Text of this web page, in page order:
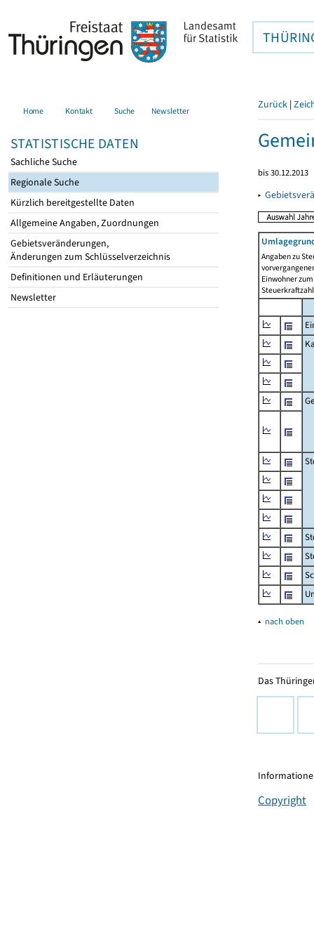
Home Kontakt Suche Newsletter
STATISTISCHE DATEN
Sachliche Suche
Regionale Suche
Kürzlich bereitgestellte Daten
Allgemeine Angaben, Zuordnungen
Gebietsveränderungen,
Änderungen zum Schlüsselverzeichnis
Definitionen und Erläuterungen
Newsletter
Zurück |
bis 30.12.2013
▸
Angaben zu
Einwohner
▴ nach oben
Das
Copyright